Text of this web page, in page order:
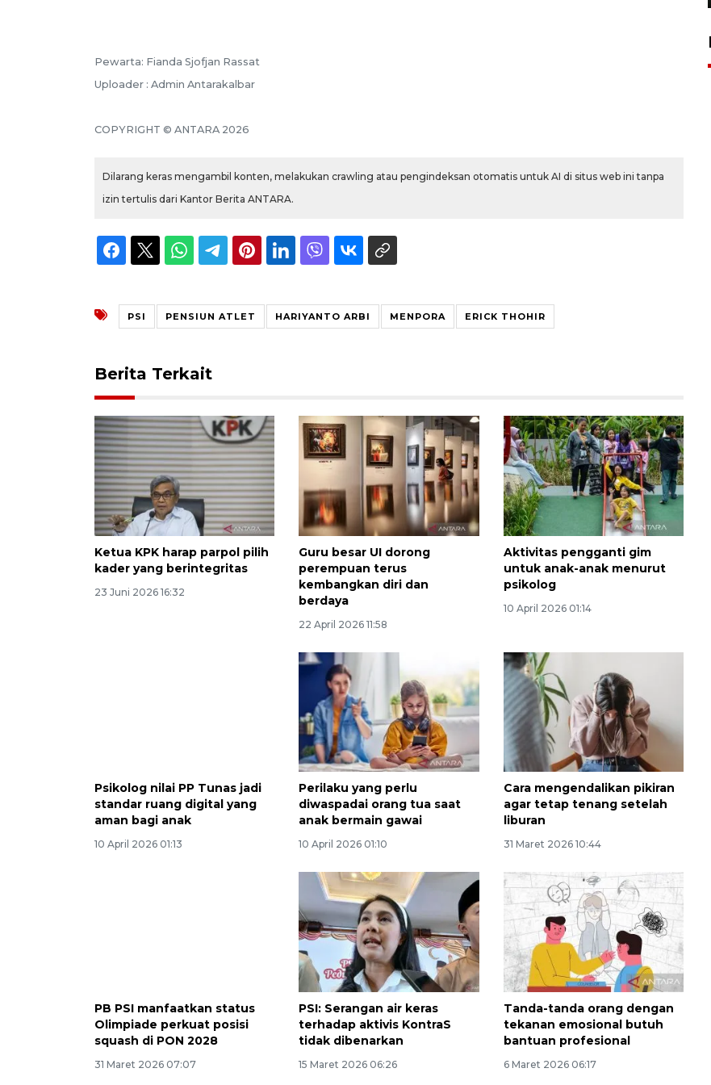
Pewarta: Fianda Sjofjan Rassat
Uploader : Admin Antarakalbar
COPYRIGHT © ANTARA 2026
Dilarang keras mengambil konten, melakukan crawling atau pengindeksan otomatis untuk AI di situs web ini tanpa
izin tertulis dari Kantor Berita ANTARA.
PSI PENSIUN ATLET HARIYANTO ARBI MENPORA ERICK THOHIR
Berita Terkait
Ketua KPK harap parpol pilih
kader yang berintegritas
23 Juni 2026 16:32
Guru besar UI dorong
perempuan terus
kembangkan diri dan
berdaya
22 April 2026 11:58
Aktivitas pengganti gim
untuk anak-anak menurut
psikolog
10 April 2026 01:14
Psikolog nilai PP Tunas jadi
standar ruang digital yang
aman bagi anak
10 April 2026 01:13
Perilaku yang perlu
diwaspadai orang tua saat
anak bermain gawai
10 April 2026 01:10
Cara mengendalikan pikiran
agar tetap tenang setelah
liburan
31 Maret 2026 10:44
PB PSI manfaatkan status
Olimpiade perkuat posisi
squash di PON 2028
31 Maret 2026 07:07
PSI: Serangan air keras
terhadap aktivis KontraS
tidak dibenarkan
15 Maret 2026 06:26
Tanda-tanda orang dengan
tekanan emosional butuh
bantuan profesional
6 Maret 2026 06:17
Ekspedisi Rupiah Berdaulat
2026 sambangi Papua
2026-08-06 13:15:00